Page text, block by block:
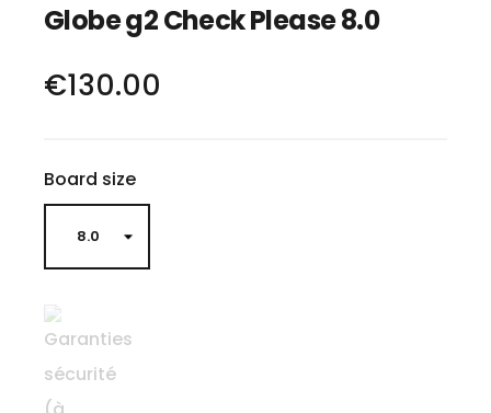
Globe g2 Check Please 8.0
€130.00
Board size